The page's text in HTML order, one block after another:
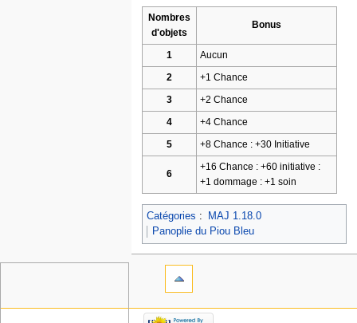
Nombres
d'objets
Bonus
1
Aucun
2
+1 Chance
3
+2 Chance
4
+4 Chance
5
+8 Chance : +30 Initiative
6
+16 Chance : +60 initiative :
+1 dommage : +1 soin
Catégories :
MAJ 1.18.0
Panoplie du Piou Bleu